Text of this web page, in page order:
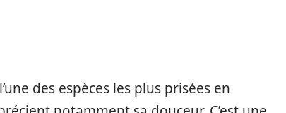
des espèces les plus prisées en